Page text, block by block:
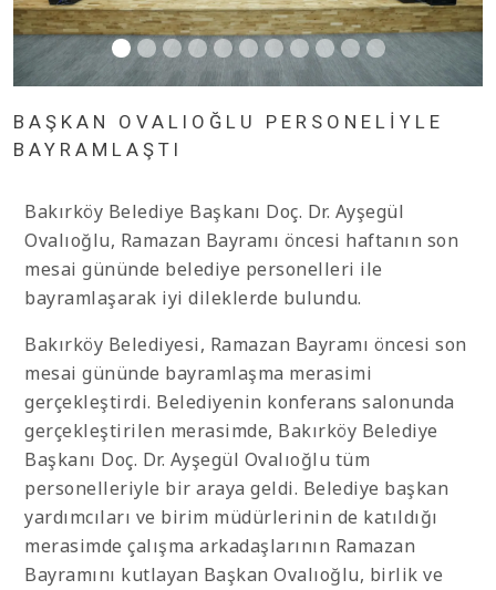
BAŞKAN OVALIOĞLU PERSONELİYLE
BAYRAMLAŞTI
Bakırköy Belediye Başkanı Doç. Dr. Ayşegül
Ovalıoğlu, Ramazan Bayramı öncesi haftanın son
mesai gününde belediye personelleri ile
bayramlaşarak iyi dileklerde bulundu.
Bakırköy Belediyesi, Ramazan Bayramı öncesi son
mesai gününde bayramlaşma merasimi
gerçekleştirdi. Belediyenin konferans salonunda
gerçekleştirilen merasimde, Bakırköy Belediye
Başkanı Doç. Dr. Ayşegül Ovalıoğlu tüm
personelleriyle bir araya geldi. Belediye başkan
yardımcıları ve birim müdürlerinin de katıldığı
merasimde çalışma arkadaşlarının Ramazan
Bayramını kutlayan Başkan Ovalıoğlu, birlik ve